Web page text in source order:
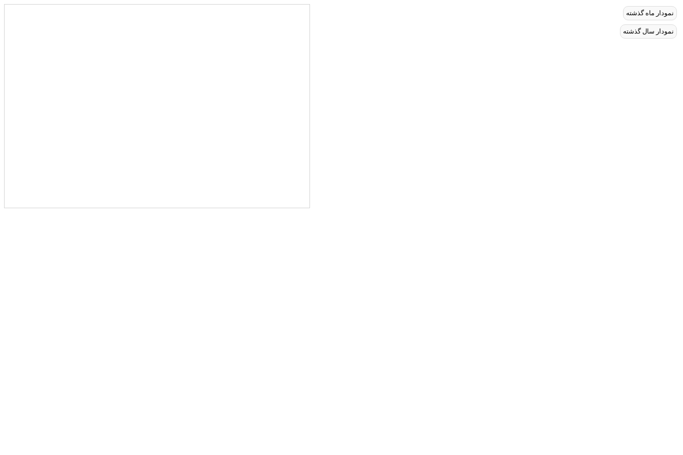
نمودار ماه گذشته
نمودار سال گذشته